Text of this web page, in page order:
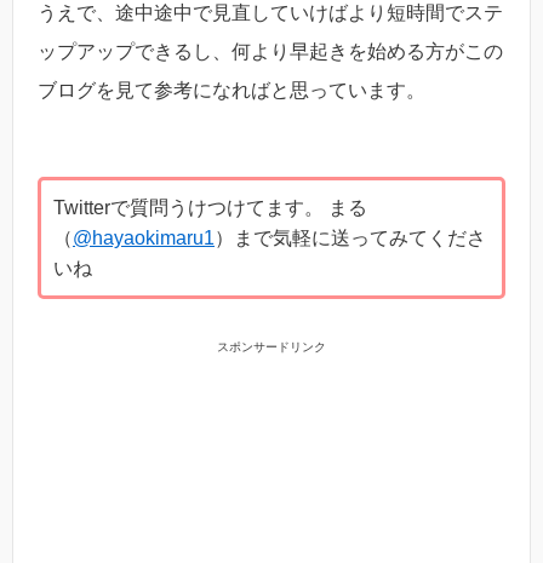
うえで、途中途中で見直していけばより短時間でステ
ップアップできるし、何より早起きを始める方がこの
ブログを見て参考になればと思っています。
Twitterで質問うけつけてます。 まる
（@hayaokimaru1）まで気軽に送ってみてくださ
いね
スポンサードリンク